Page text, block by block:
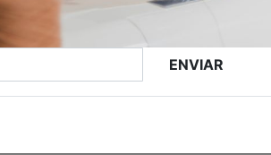
ENVIAR